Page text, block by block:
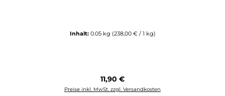
Inhalt: 0.05 kg (238,00 € / 1 kg)
Regulärer Preis:
11,90 €
Preise inkl. MwSt. zzgl. Versandkosten